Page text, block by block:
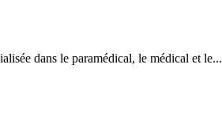
dans le paramédical, le médical et le...